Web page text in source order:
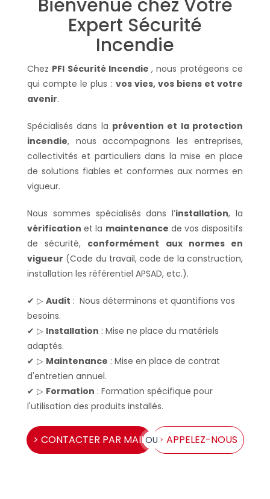
Bienvenue chez Votre
Expert Sécurité
Incendie
Chez PFI Sécurité Incendie, nous protégeons ce
qui compte le plus : vos vies, vos biens et votre
avenir.
Spécialisés dans la prévention et la protection
incendie, nous accompagnons les entreprises,
collectivités et particuliers dans la mise en place
de solutions fiables et conformes aux normes en
vigueur.
Nous sommes spécialisés dans l’installation, la
vérification et la maintenance de vos dispositifs
de sécurité, conformément aux normes en
vigueur (Code du travail, code de la construction,
installation les référentiel APSAD, etc.).
✔ ▷ Audit : Nous déterminons et quantifions vos
besoins.
✔ ▷ Installation : Mise ne place du matériels
adaptés.
✔ ▷ Maintenance : Mise en place de contrat
d'entretien annuel.
✔ ▷ Formation : Formation spécifique pour
l'utilisation des produits installés.
> CONTACTER PAR MAILOU > APPELEZ-NOUS